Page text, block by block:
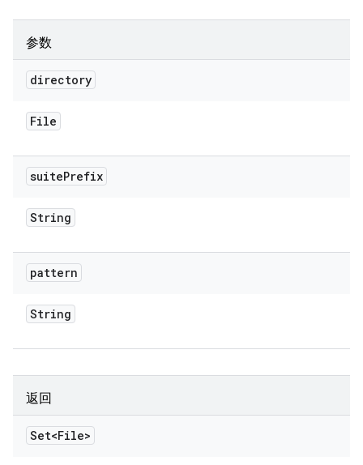
参数
directory
File
suitePrefix
String
pattern
String
返回
Set<File>